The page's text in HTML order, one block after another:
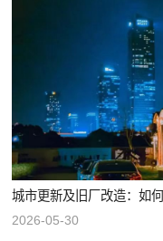
城市更新及旧厂改造：如
2026-05-30